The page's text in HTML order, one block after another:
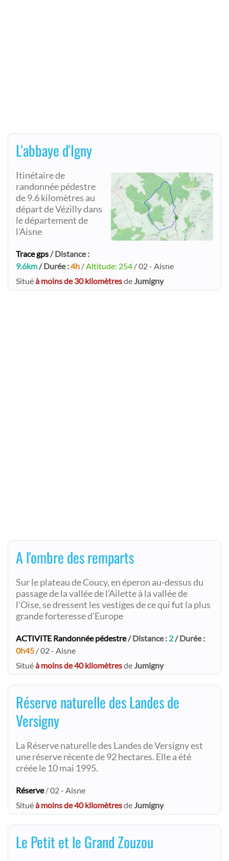
L'abbaye d'Igny
Itinétaire de
randonnée pédestre
de 9.6 kilomètres au
départ de Vézilly dans
le département de
l'Aisne
Trace gps/ Distance :
9.6km/ Durée :4h /Altitude: 254 / 02 - Aisne
Situéà moins de 30 kilomètresdeJumigny
A l'ombre des remparts
Sur le plateau de Coucy, en éperon au-dessus du
passage de la vallée de l'Ailette à la vallée de
l'Oise, se dressent les vestiges de ce qui fut la plus
grande forteresse d'Europe
ACTIVITE Randonnée pédestre/ Distance : 2/ Durée :
0h45 / 02 - Aisne
Situéà moins de 40 kilomètresdeJumigny
Réserve naturelle des Landes de
Versigny
La Réserve naturelle des Landes de Versigny est
une réserve récente de 92 hectares. Elle a été
créée le 10 mai 1995.
Réserve/ 02 - Aisne
Situéà moins de 40 kilomètresdeJumigny
Le Petit et le Grand Zouzou